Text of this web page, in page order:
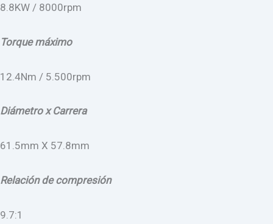
8.8KW / 8000rpm
Torque máximo
12.4Nm / 5.500rpm
Diámetro x Carrera
61.5mm X 57.8mm
Relación de compresión
9.7:1